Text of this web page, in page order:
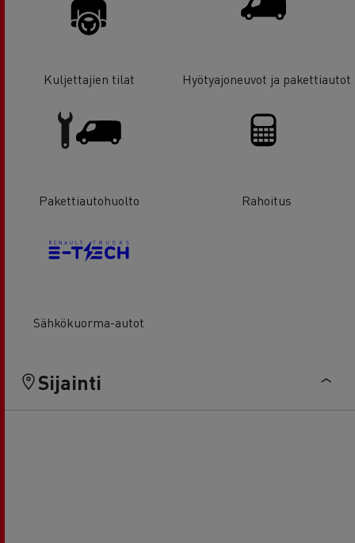
Kuljettajien tilat Hyötyajoneuvot ja pakettiautot
Pakettiautohuolto Rahoitus
Sähkökuorma-autot
Sijainti